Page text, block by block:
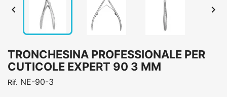
 
TRONCHESINA PROFESSIONALE PER
CUTICOLE EXPERT 90 3 MM
Rif. NE-90-3